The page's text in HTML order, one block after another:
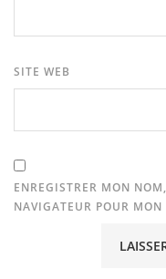
SITE WEB
ENREGISTRER MON
NAVIGATEUR POUR